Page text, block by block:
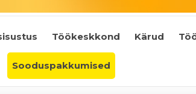
Töökeskkond Kärud
Sooduspakkumised